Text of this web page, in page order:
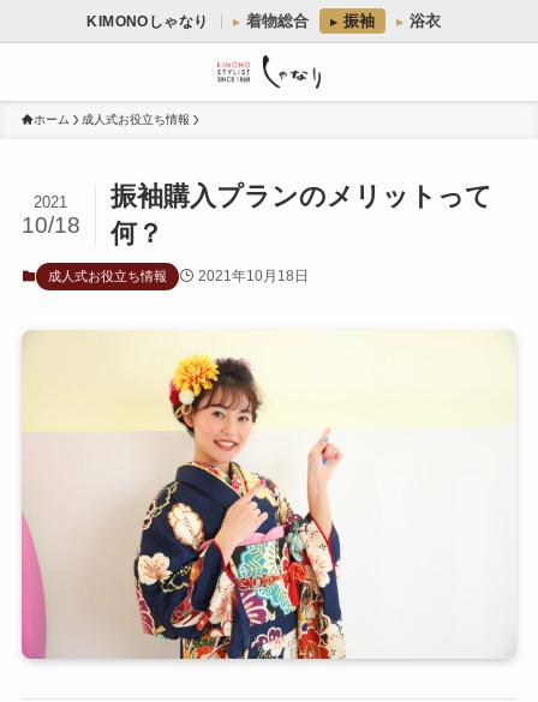
KIMONOしゃなり 着物総合 振袖 浴衣
ホーム 成人式お役立ち情報
振袖購入プランのメリットって
何？
2021
10/18
成人式お役立ち情報 2021年10月18日